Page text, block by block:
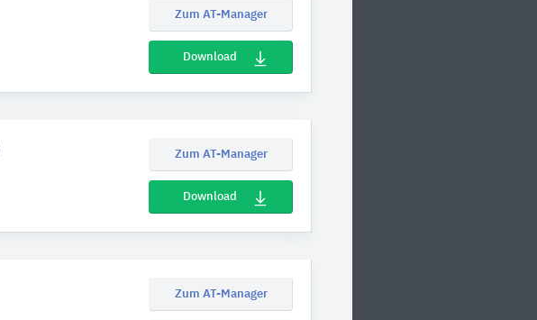
Zum AT-Manager
Download
Zum AT-Manager
Download
Zum AT-Manager